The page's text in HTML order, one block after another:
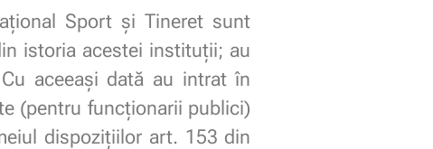
Sport și Tineret sunt
istoria acestei instituții; au
aceeași dată au intrat în
(pentru funcționarii publici)
dispozițiilor art. 153 din